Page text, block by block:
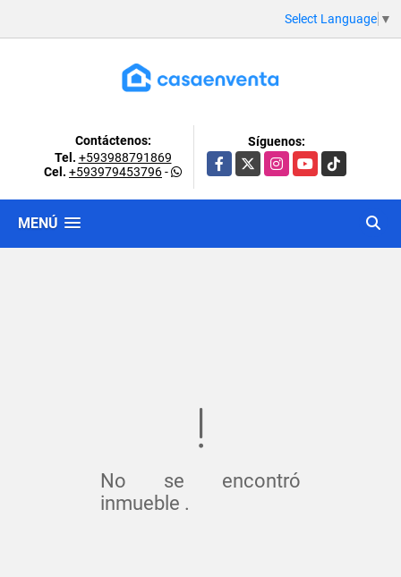
Select Language ▼
Contáctenos:
Tel. +593988791869
Cel. +593979453796-
Síguenos:
Facebook
X InstagramYouTubeTikTok
MENÚ
No se encontró
inmueble .